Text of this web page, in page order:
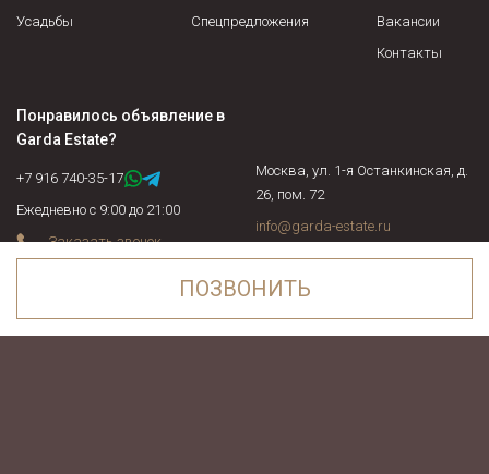
Усадьбы
Спецпредложения
Вакансии
Контакты
Понравилось объявление в
Garda Estate?
+7 916 740-35-17
Ежедневно с 9:00 до 21:00
Заказать звонок
Москва, ул. 1-я Останкинская, д.
26, пом. 72
info@garda-estate.ru
ПОЗВОНИТЬ